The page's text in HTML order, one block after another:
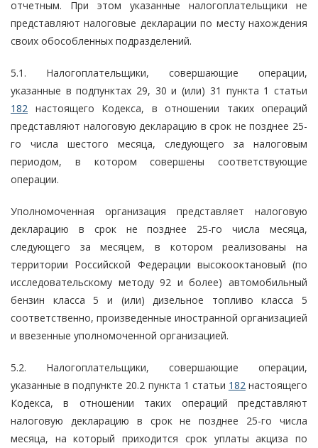
отчетным. При этом указанные налогоплательщики не
представляют налоговые декларации по месту нахождения
своих обособленных подразделений.
5.1. Налогоплательщики, совершающие операции,
указанные в подпунктах 29, 30 и (или) 31 пункта 1 статьи
182 настоящего Кодекса, в отношении таких операций
представляют налоговую декларацию в срок не позднее 25-
го числа шестого месяца, следующего за налоговым
периодом, в котором совершены соответствующие
операции.
Уполномоченная организация представляет налоговую
декларацию в срок не позднее 25-го числа месяца,
следующего за месяцем, в котором реализованы на
территории Российской Федерации высокооктановый (по
исследовательскому методу 92 и более) автомобильный
бензин класса 5 и (или) дизельное топливо класса 5
соответственно, произведенные иностранной организацией
и ввезенные уполномоченной организацией.
5.2. Налогоплательщики, совершающие операции,
указанные в подпункте 20.2 пункта 1 статьи 182 настоящего
Кодекса, в отношении таких операций представляют
налоговую декларацию в срок не позднее 25-го числа
месяца, на который приходится срок уплаты акциза по